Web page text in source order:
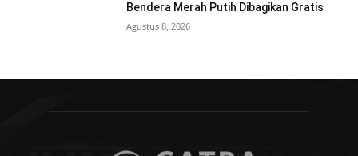
Bendera Merah Putih Dibagikan Gratis
Agustus 8, 2026